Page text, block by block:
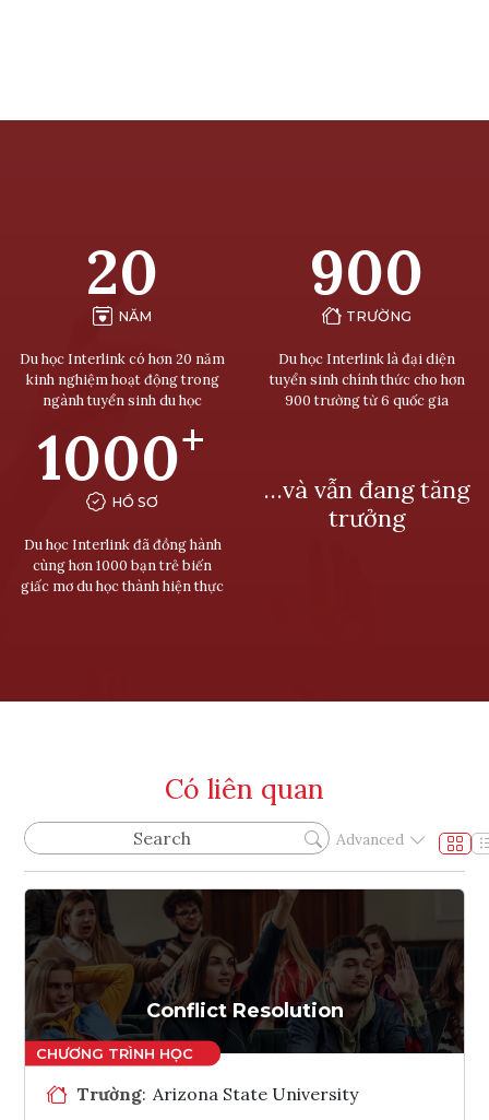
20
NĂM
Du học Interlink có hơn 20 năm
kinh nghiệm hoạt động trong
ngành tuyển sinh du học
900
TRƯỜNG
Du học Interlink là đại diện
tuyển sinh chính thức cho hơn
900 trường từ 6 quốc gia
1000+
HỒ SƠ
Du học Interlink đã đồng hành
cùng hơn 1000 bạn trẻ biến
giấc mơ du học thành hiện thực
…và vẫn đang tăng
trưởng
Có liên quan
Advanced
Conflict Resolution
Trường: Arizona State University